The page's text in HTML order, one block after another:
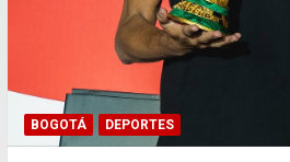
BOGOTÁ DEPORTES